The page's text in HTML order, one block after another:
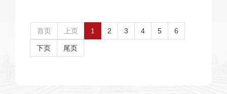
首页 上页 1 2 3 4 5 6
下页 尾页